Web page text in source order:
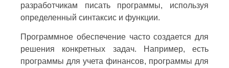
разработчикам писать программы, используя
определенный синтаксис и функции.
Программное обеспечение часто создается для
решения конкретных задач. Например, есть
программы для учета финансов, программы для